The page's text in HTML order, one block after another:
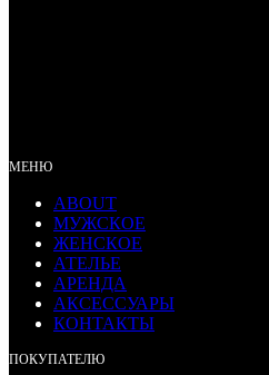
МЕНЮ
ABOUT
МУЖСКОЕ
ЖЕНСКОЕ
АТЕЛЬЕ
АРЕНДА
АКСЕССУАРЫ
КОНТАКТЫ
ПОКУПАТЕЛЮ